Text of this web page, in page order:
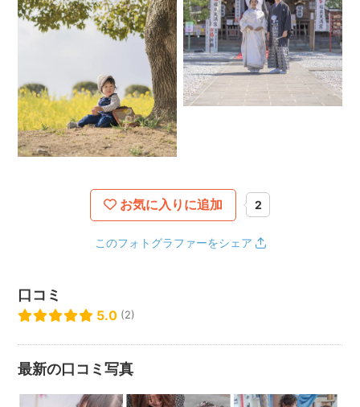
お気に入りに追加 2
このフォトグラファーをシェア
口コミ
5.0 (2)
最新の口コミ写真